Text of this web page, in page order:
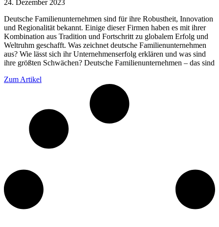
24. Dezember 2023
Deutsche Familienunternehmen sind für ihre Robustheit, Innovation
und Regionalität bekannt. Einige dieser Firmen haben es mit ihrer
Kombination aus Tradition und Fortschritt zu globalem Erfolg und
Weltruhm geschafft. Was zeichnet deutsche Familienunternehmen
aus? Wie lässt sich ihr Unternehmenserfolg erklären und was sind
ihre größten Schwächen? Deutsche Familienunternehmen – das sind
Zum Artikel